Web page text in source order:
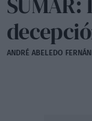
ANDRÉ ABELEDO